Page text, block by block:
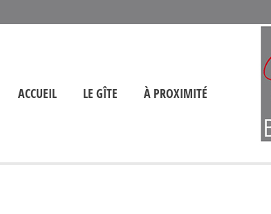
ACCUEIL LE GÎTE À PROXIMITÉ